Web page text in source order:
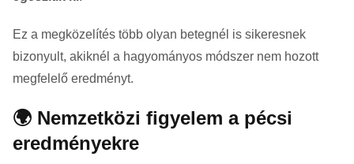
Ez a megközelítés több olyan betegnél is sikeresnek
bizonyult, akiknél a hagyományos módszer nem hozott
megfelelő eredményt.
🌍 Nemzetközi figyelem a pécsi
eredményekre